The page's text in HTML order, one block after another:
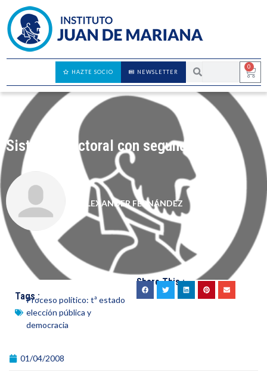
0
NEWSLETTER
HAZTE SOCIO
Sistema electoral con segunda vuelta
ALEXANDER FERNÁNDEZ
Tags :Proceso político: tª estado
elección pública y
democracia
Share This :
01/04/2008